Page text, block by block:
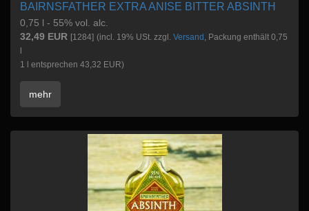
BAIRNSFATHER EXTRA ANISE BITTER ABSINTH
0,75 l - 55% vol. alc.
32,49 EUR [1284] (incl. 19% USt. zzgl. Versand , Packung enthält 0,75
1 l entsprechen 43,32 EUR)
mehr